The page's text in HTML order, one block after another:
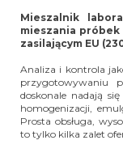
Mieszalnik
mieszania próbek
zasilającym EU
Analiza i kontrola
przygotowywaniu
doskonale nadają
homogenizacji,
Prosta obsługa,
to tylko kilka zalet